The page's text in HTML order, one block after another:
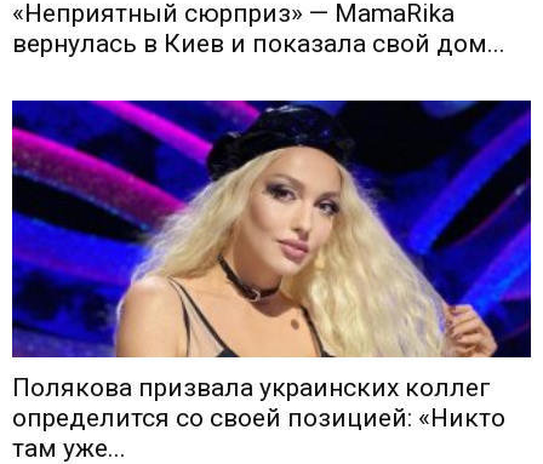
«Неприятный сюрприз» — MamaRika
вернулась в Киев и показала свой дом...
Полякова призвала украинских коллег
определится со своей позицией: «Никто
там уже...